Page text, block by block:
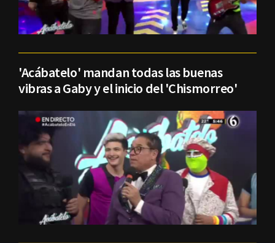
'Acábatelo' mandan todas las buenas
vibras a Gaby y el inicio del 'Chismorreo'